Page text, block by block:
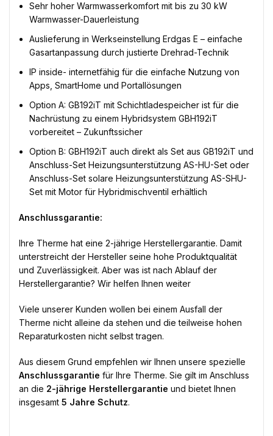
Sehr hoher Warmwasserkomfort mit bis zu 30 kW
Warmwasser-Dauerleistung
Auslieferung in Werkseinstellung Erdgas E – einfache
Gasartanpassung durch justierte Drehrad-Technik
IP inside- internetfähig für die einfache Nutzung von
Apps, SmartHome und Portallösungen
Option A: GB192iT mit Schichtladespeicher ist für die
Nachrüstung zu einem Hybridsystem GBH192iT
vorbereitet – Zukunftssicher
Option B: GBH192iT auch direkt als Set aus GB192iT und
Anschluss-Set Heizungsunterstützung AS-HU-Set oder
Anschluss-Set solare Heizungsunterstützung AS-SHU-
Set mit Motor für Hybridmischventil erhältlich
Anschlussgarantie:
Ihre Therme hat eine 2-jährige Herstellergarantie. Damit
unterstreicht der Hersteller seine hohe Produktqualität
und Zuverlässigkeit. Aber was ist nach Ablauf der
Herstellergarantie? Wir helfen Ihnen weiter
Viele unserer Kunden wollen bei einem Ausfall der
Therme nicht alleine da stehen und die teilweise hohen
Reparaturkosten nicht selbst tragen.
Aus diesem Grund empfehlen wir Ihnen unsere spezielle
Anschlussgarantie für Ihre Therme. Sie gilt im Anschluss
an die 2-jährige Herstellergarantie und bietet Ihnen
insgesamt 5 Jahre Schutz.